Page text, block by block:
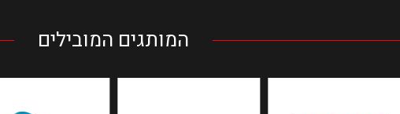
המותגים המובילים